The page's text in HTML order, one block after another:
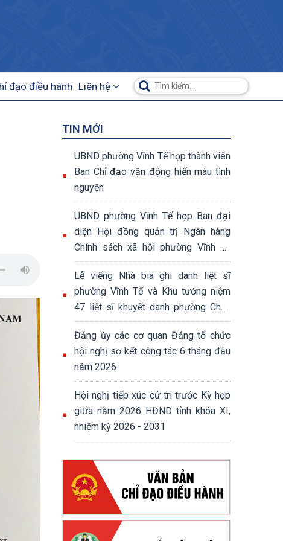
đạo điều hành Liên hệ
TIN MỚI
UBND phường Vĩnh Tế họp thành viên
Ban Chỉ đạo vận động hiến máu tình
nguyện
UBND phường Vĩnh Tế họp Ban đại
diện Hội đồng quản trị Ngân hàng
Chính sách xã hội phường Vĩnh Tế
quý II năm 2026
Lễ viếng Nhà bia ghi danh liệt sĩ
phường Vĩnh Tế và Khu tưởng niệm
47 liệt sĩ khuyết danh phường Châu
Đốc
Đảng ủy các cơ quan Đảng tổ chức
hội nghị sơ kết công tác 6 tháng đầu
năm 2026
Hội nghị tiếp xúc cử tri trước Kỳ họp
giữa năm 2026 HĐND tỉnh khóa XI,
nhiệm kỳ 2026 - 2031